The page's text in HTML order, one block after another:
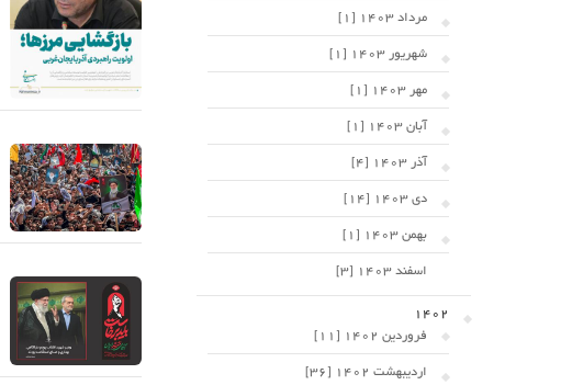
مرداد 1403 [1]
شهریور 1403 [1]
مهر 1403 [1]
آبان 1403 [1]
آذر 1403 [4]
دی 1403 [14]
بهمن 1403 [1]
اسفند 1403 [3]
1402
فروردین 1402 [11]
اردیبهشت 1402 [36]